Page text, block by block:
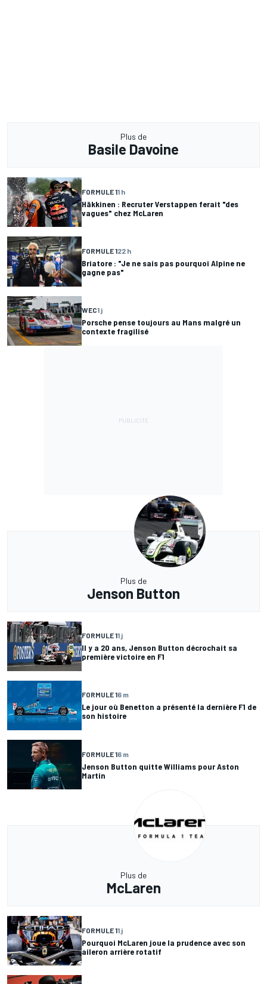
Plus de
Basile Davoine
FORMULE 11 h
Häkkinen : Recruter Verstappen ferait "des
vagues" chez McLaren
FORMULE 122 h
Briatore : "Je ne sais pas pourquoi Alpine ne
gagne pas"
WEC1 j
Porsche pense toujours au Mans malgré un
contexte fragilisé
Plus de
Jenson Button
FORMULE 11 j
Il y a 20 ans, Jenson Button décrochait sa
première victoire en F1
FORMULE 16 m
Le jour où Benetton a présenté la dernière F1 de
son histoire
FORMULE 16 m
Jenson Button quitte Williams pour Aston
Martin
Plus de
McLaren
FORMULE 11 j
Pourquoi McLaren joue la prudence avec son
aileron arrière rotatif